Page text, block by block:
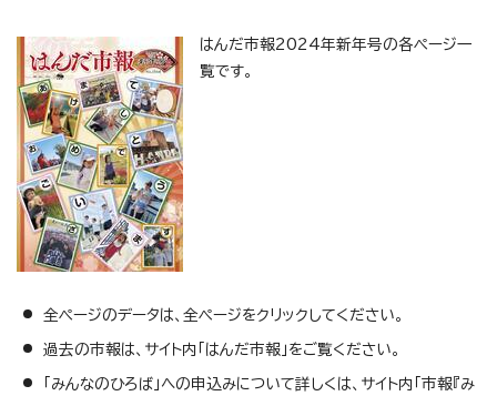
はんだ市報2024年新年号の各ページ一
覧です。
全ページのデータは、全ページをクリックしてください。
過去の市報は、サイト内「はんだ市報」をご覧ください。
「みんなのひろば」への申込みについて詳しくは、サイト内「市報『み